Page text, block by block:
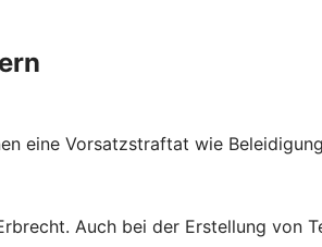
eine Vorsatzstraftat wie
Auch bei der Erstellung von